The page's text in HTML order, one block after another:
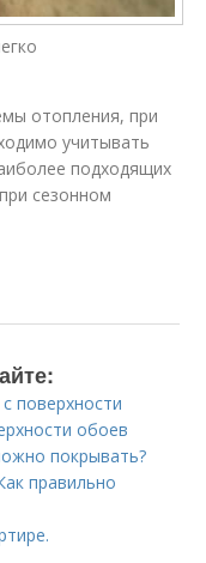
отопления, при
учитывать
подходящих
сезонном
поверхности
обоев
покрывать?
правильно